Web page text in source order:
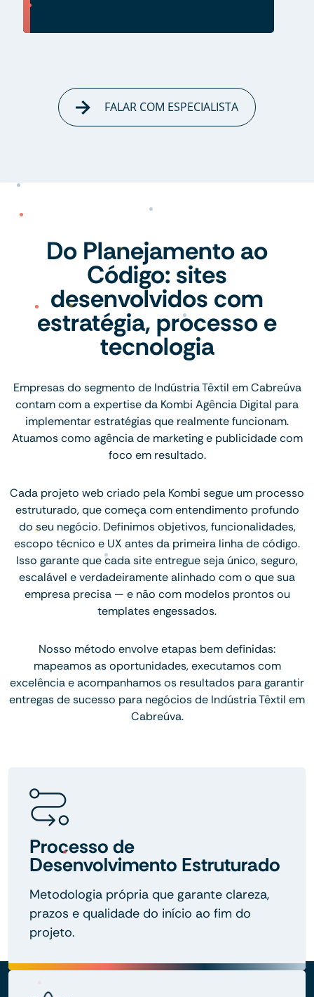
FALAR COM ESPECIALISTA
Do Planejamento ao
Código: sites
desenvolvidos com
estratégia, processo e
tecnologia
Empresas do segmento de Indústria Têxtil em Cabreúva
contam com a expertise da Kombi Agência Digital para
implementar estratégias que realmente funcionam.
Atuamos como agência de marketing e publicidade com
foco em resultado.
Cada projeto web criado pela Kombi segue um processo
estruturado, que começa com entendimento profundo
do seu negócio. Definimos objetivos, funcionalidades,
escopo técnico e UX antes da primeira linha de código.
Isso garante que cada site entregue seja único, seguro,
escalável e verdadeiramente alinhado com o que sua
empresa precisa — e não com modelos prontos ou
templates engessados.
Nosso método envolve etapas bem definidas:
mapeamos as oportunidades, executamos com
excelência e acompanhamos os resultados para garantir
entregas de sucesso para negócios de Indústria Têxtil em
Cabreúva.
Processo de
Desenvolvimento Estruturado
Metodologia própria que garante clareza,
prazos e qualidade do início ao fim do
projeto.